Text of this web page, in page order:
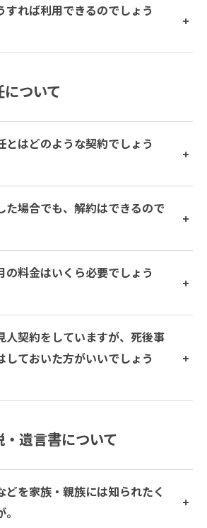
すれば利用できるのでしょう
ついて
とはどのような契約でしょう
た場合でも、解約はできるので
の料金はいくら必要でしょう
人契約をしていますが、死後事
しておいた方がいいでしょう
遺言書について
どを家族・親族には知られたく